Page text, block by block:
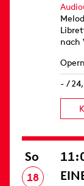
nach
- /
So
18